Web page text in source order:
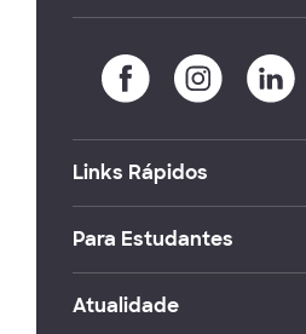
Links Rápidos
Para Estudantes
Atualidade